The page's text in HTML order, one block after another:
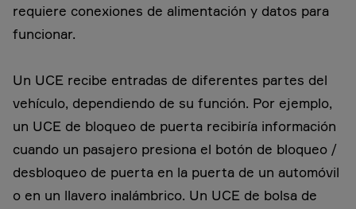
requiere conexiones de alimentación y datos para
funcionar.
Un UCE recibe entradas de diferentes partes del
vehículo, dependiendo de su función. Por ejemplo,
un UCE de bloqueo de puerta recibiría información
cuando un pasajero presiona el botón de bloqueo /
desbloqueo de puerta en la puerta de un automóvil
o en un llavero inalámbrico. Un UCE de bolsa de